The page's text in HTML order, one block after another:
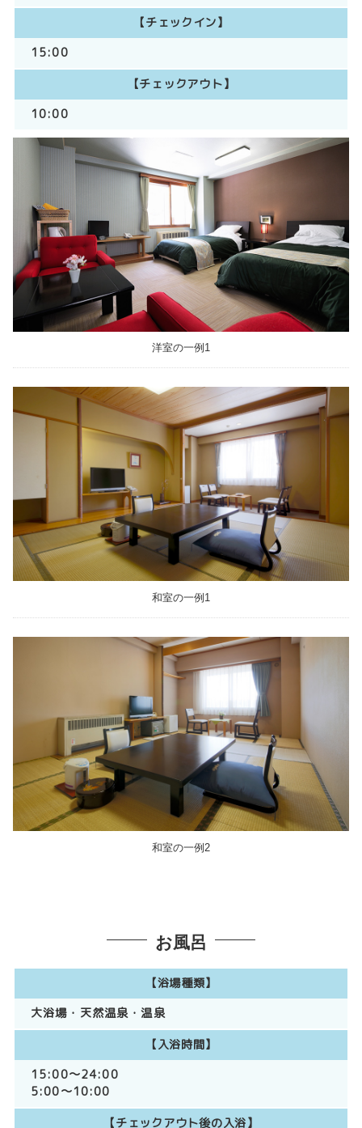
【チェックイン】
15:00
【チェックアウト】
10:00
洋室の一例1
和室の一例1
和室の一例2
お風呂
【浴場種類】
大浴場
天然温泉
温泉
【入浴時間】
15:00～24:00
5:00～10:00
【チェックアウト後の入浴】